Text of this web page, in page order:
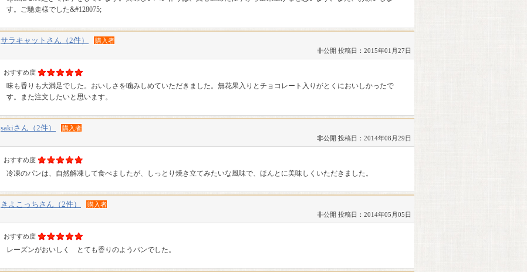
す。ご馳走様でした&#128075;
サラキャットさん（2件）
購入者
非公開 投稿日：2015年01月27日
おすすめ度
味も香りも大満足でした。おいしさを噛みしめていただきました。無花果入りとチョコレート入りがとくにおいしかったで
す。また注文したいと思います。
sakiさん（2件）
購入者
非公開 投稿日：2014年08月29日
おすすめ度
冷凍のパンは、自然解凍して食べましたが、しっとり焼き立てみたいな風味で、ほんとに美味しくいただきました。
きよこっちさん（2件）
購入者
非公開 投稿日：2014年05月05日
おすすめ度
レーズンがおいしく とても香りのようパンでした。